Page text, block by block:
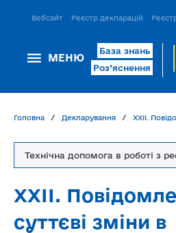
Вебсайт Реєстр декларацій
МЕНЮ
База знань
Роз’яснення
Головна Декларування
Технічна допомога в роботі з
ХХІІ.
суттєві зміни в